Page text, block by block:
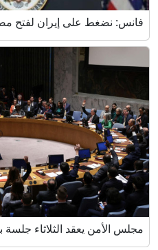
فانس: نضغط على إيران لفتح
مجلس الأمن يعقد الثلاثاء